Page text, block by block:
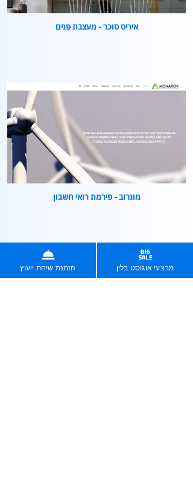
איריס סוכר - מעצבת פנים
מונרוב - פירמת רואי חשבון
הזמנת שיחת ייעוץ מבצעי אוגוסט בלין